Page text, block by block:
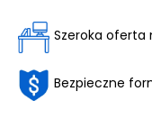
Szeroka oferta
Bezpieczne